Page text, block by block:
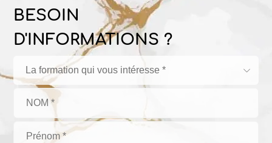
BESOIN
D'INFORMATIONS ?
La formation qui vous intéresse *